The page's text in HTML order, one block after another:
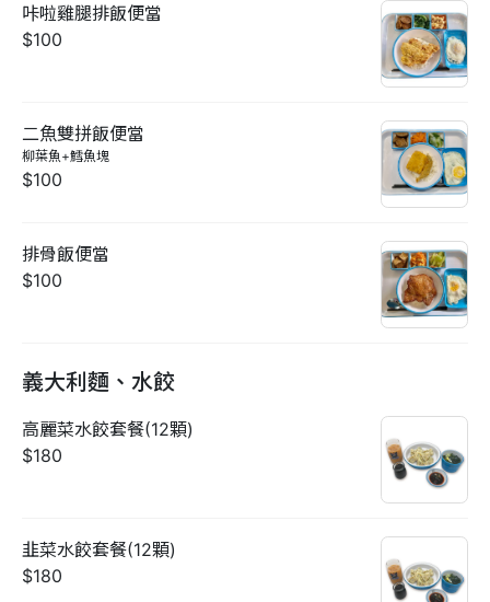
咔啦雞腿排飯便當
$100
二魚雙拼飯便當
柳葉魚+鱈魚塊
$100
排骨飯便當
$100
義大利麵、水餃
高麗菜水餃套餐(12顆)
$180
韭菜水餃套餐(12顆)
$180